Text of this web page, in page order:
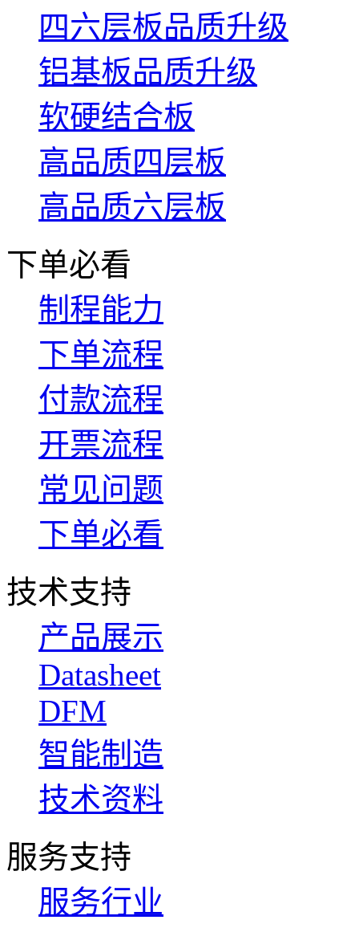
四六层板品质升级
铝基板品质升级
软硬结合板
高品质四层板
高品质六层板
下单必看
制程能力
下单流程
付款流程
开票流程
常见问题
下单必看
技术支持
产品展示
Datasheet
DFM
智能制造
技术资料
服务支持
服务行业